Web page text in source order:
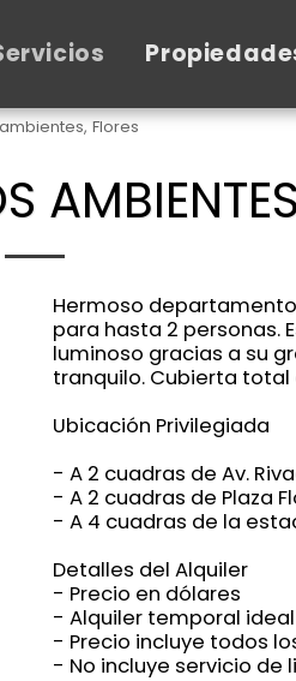
Flores
Hermoso
para hasta 2 personas.
luminoso gracias a su
tranquilo. Cubierta
Ubicación Privilegiada
- A 2 cuadras de Av.
- A 2 cuadras de Plaza
- A 4 cuadras de la
Detalles del Alquiler
- Precio en dólares
- Alquiler temporal
- Precio incluye todos
- No incluye servicio de